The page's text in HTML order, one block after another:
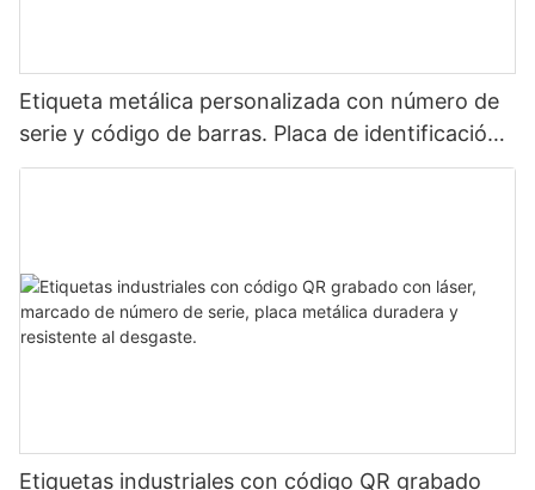
Etiqueta metálica personalizada con número de
serie y código de barras. Placa de identificación
de aluminio para identificación de activos
Etiquetas industriales con código QR grabado